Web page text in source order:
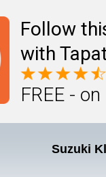
Follow
with
FREE -
Suzuki